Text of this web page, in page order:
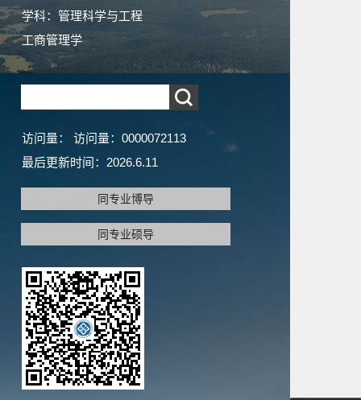
学科：管理科学与工程
工商管理学
访问量： 访问量： 0000072113
最后更新时间： 2026.6.11
同专业博导
同专业硕导